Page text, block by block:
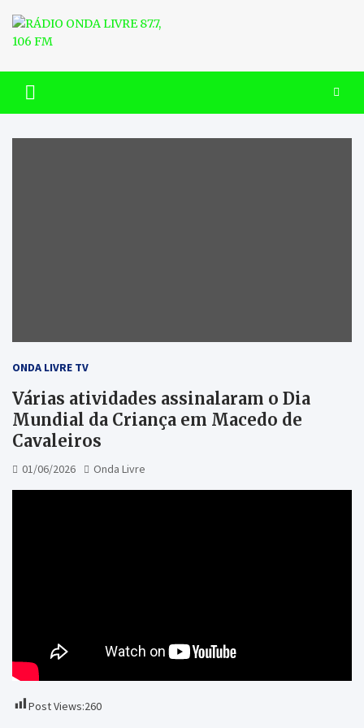
content
RÁDIO ONDA LIVRE 87.7, 106
FM
ONDA LIVRE TV
Várias atividades assinalaram o Dia
Mundial da Criança em Macedo de
Cavaleiros
01/06/2026 Onda Livre
Post Views:260